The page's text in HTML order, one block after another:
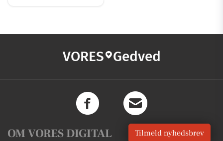
VORES Gedved
OM VORES DIGITAL Tilmeld nyhedsbrev